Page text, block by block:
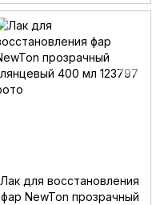
Лак для восстановления
фар NewTon прозрачный